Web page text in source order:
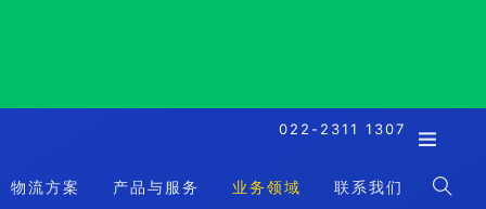
022-2311 1307
物流方案 产品与服务 业务领域 联系我们